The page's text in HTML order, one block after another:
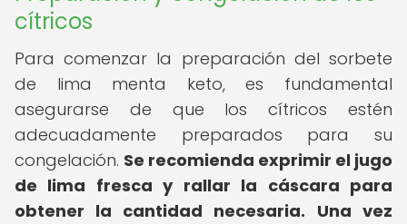
cítricos
Para comenzar la preparación del sorbete
de lima menta keto, es fundamental
asegurarse de que los cítricos estén
adecuadamente preparados para su
congelación. Se recomienda exprimir el jugo
de lima fresca y rallar la cáscara para
obtener la cantidad necesaria. Una vez